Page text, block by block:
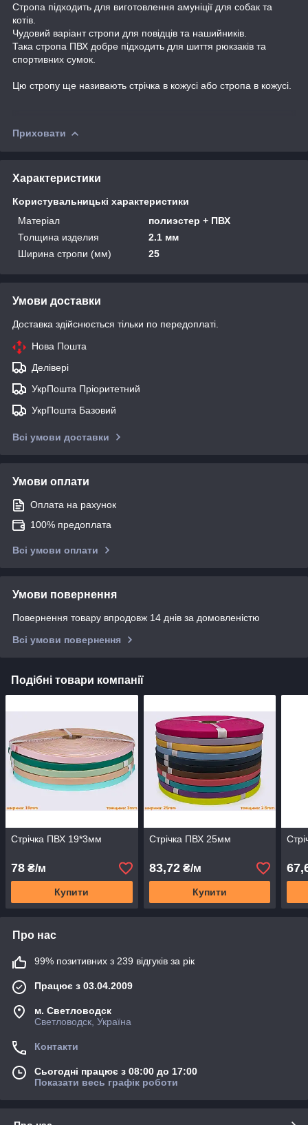
Стропа підходить для виготовлення амуніції для собак та
котів.
Чудовий варіант стропи для повідців та нашийників.
Така стропа ПВХ добре підходить для шиття рюкзаків та
спортивних сумок.
Цю стропу ще називають стрічка в кожусі або стропа в кожусі.
Приховати
Характеристики
Користувальницькі характеристики
Матеріал
полиэстер + ПВХ
Толщина изделия
2.1 мм
Ширина стропи (мм)
25
Умови доставки
Доставка здійснюється тільки по передоплаті.
Нова Пошта
Делівері
УкрПошта Пріоритетний
УкрПошта Базовий
Всі умови доставки
Умови оплати
Оплата на рахунок
100% предоплата
Всі умови оплати
Умови повернення
Повернення товару впродовж 14 днів за домовленістю
Всі умови повернення
Подібні товари компанії
Стрічка ПВХ 19*3мм
78 ₴/м
Купити
Стрічка ПВХ 25мм
83,72₴/м
Купити
Про нас
99% позитивних з 239 відгуків за рік
Працює з 03.04.2009
м. Светловодск
Светловодск, Україна
Контакти
Сьогодні працює з 08:00 до 17:00
Показати весь графік роботи